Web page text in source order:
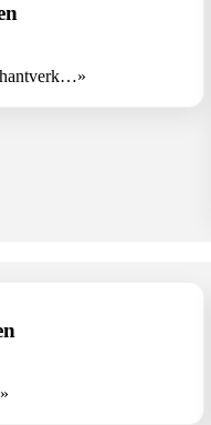
hantverk…»